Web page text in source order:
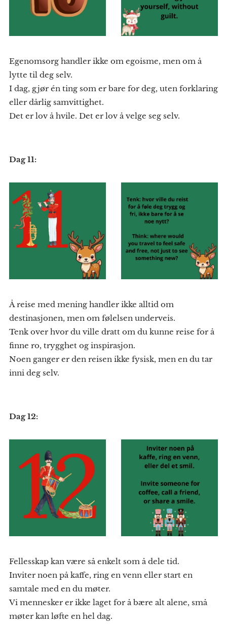
Egenomsorg handler ikke om egoisme, men om å
lytte til deg selv.
I dag, gjør én ting som er bare for deg, uten forklaring
eller dårlig samvittighet.
Det er lov å hvile. Det er lov å velge seg selv.
Dag 11:
Å reise med mening handler ikke alltid om
destinasjonen, men om følelsen underveis.
Tenk over hvor du ville dratt om du kunne reise for å
finne ro, trygghet og inspirasjon.
Noen ganger er den reisen ikke fysisk, men en du tar
inni deg selv.
Dag 12:
Fellesskap kan være så enkelt som å dele tid.
Inviter noen på kaffe, ring en venn eller start en
samtale med en du møter.
Vi mennesker er ikke laget for å bære alt alene, små
møter kan løfte en hel dag.